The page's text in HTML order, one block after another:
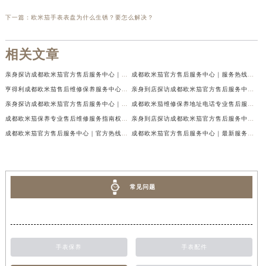
下一篇： 欧米茄手表表盘为什么生锈？要怎么解决？
相关文章
常见问题
手表保养 手表配件